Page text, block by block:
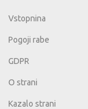
Vstopnina
Pogoji rabe
GDPR
O strani
Kazalo strani